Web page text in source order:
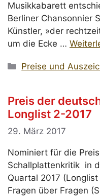
Musikkabarett
Berliner Chansonnier
Künstler, »der
um die Ecke …
Kategorien
Preise und
Preis der
Longlist 2-2017
29. März 2017
Nominiert für die
Schallplattenkritik in
Quartal 2017
Fragen über Fragen